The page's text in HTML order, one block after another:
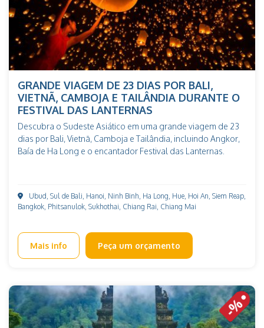
GRANDE VIAGEM DE 23 DIAS POR BALI,
VIETNÃ, CAMBOJA E TAILÂNDIA DURANTE O
FESTIVAL DAS LANTERNAS
Descubra o Sudeste Asiático em uma grande viagem de 23
dias por Bali, Vietnã, Camboja e Tailândia, incluindo Angkor,
Baía de Ha Long e o encantador Festival das Lanternas.
Ubud, Sul de Bali, Hanoi, Ninh Binh, Ha Long, Hue, Hoi An, Siem Reap,
Bangkok, Phitsanulok, Sukhothai, Chiang Rai, Chiang Mai
Mais info Peça um orçamento